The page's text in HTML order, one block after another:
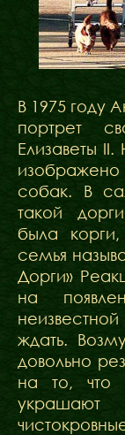
В 1975 году
портрет
Елизаветы
собак. В
такой
была
семья
Дорги»
на
ждать.
довольно
на то, что
украшают